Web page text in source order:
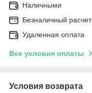
Наличными
Безналичный расчет
Удаленная оплата
Все условия оплаты
Условия возврата